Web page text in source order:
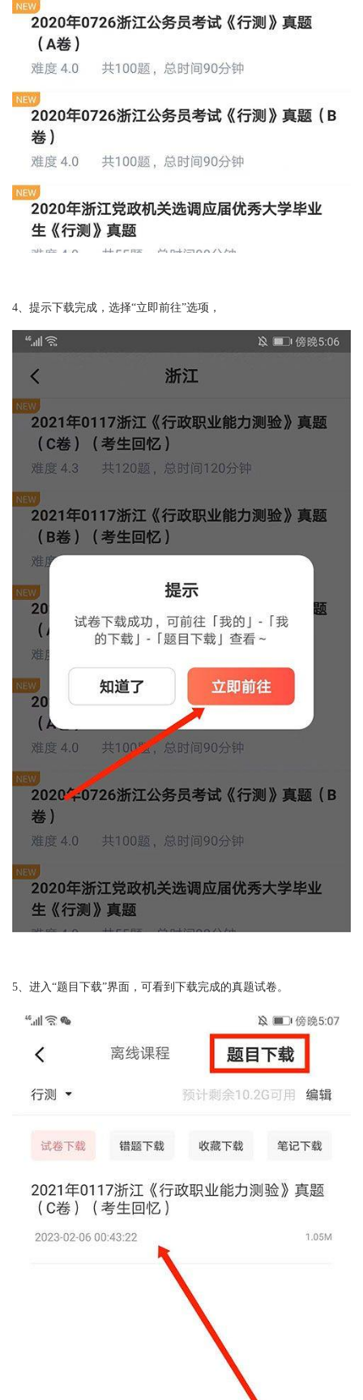
4、提示下载完成，选择“立即前往”选项，
5、进入“题目下载”界面，可看到下载完成的真题试卷。